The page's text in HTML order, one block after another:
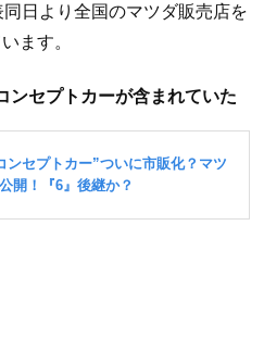
日より全国のマツダ販売店を
ます。
ンセプトカーが含まれていた